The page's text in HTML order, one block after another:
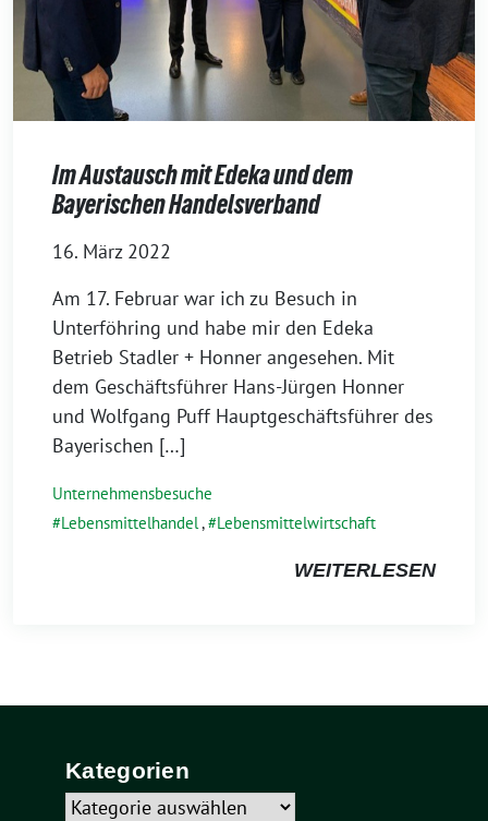
Im Austausch mit Edeka und dem
Bayerischen Handelsverband
16. März 2022
Am 17. Februar war ich zu Besuch in
Unterföhring und habe mir den Edeka
Betrieb Stadler + Honner angesehen. Mit
dem Geschäftsführer Hans-Jürgen Honner
und Wolfgang Puff Hauptgeschäftsführer des
Bayerischen […]
Unternehmensbesuche
Lebensmittelhandel, Lebensmittelwirtschaft
WEITERLESEN
Kategorien
Kategorien